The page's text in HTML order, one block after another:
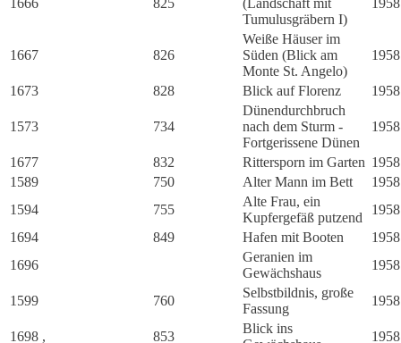
Tumulusgräbern I)
1667 826
Weiße Häuser im
Süden (Blick am
Monte St. Angelo)
1958
1673 828 Blick auf Florenz 1958
1573 734
Dünendurchbruch
nach dem Sturm -
Fortgerissene Dünen
1958
1677 832 Rittersporn im Garten 1958
1589
750 Alter Mann im Bett
1958
1594
755
Alte Frau, ein
Kupfergefäß putzend
1958
1694
849 Hafen mit Booten
1958
1696
Geranien im
Gewächshaus
1958
1599 760
Selbstbildnis, große
Fassung
1958
1698 , 853
Blick ins
1958